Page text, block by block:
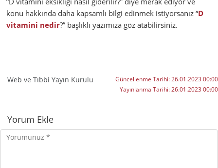
konu hakkında daha kapsamlı bilgi edinmek istiyorsanız “D
vitamini nedir?” başlıklı yazımıza göz atabilirsiniz.
Web ve Tıbbi Yayın Kurulu Güncellenme Tarihi:26.01.2023 00:00
Yayınlanma Tarihi:26.01.2023 00:00
Yorumlar
Yorum Ekle
Yorumunuz